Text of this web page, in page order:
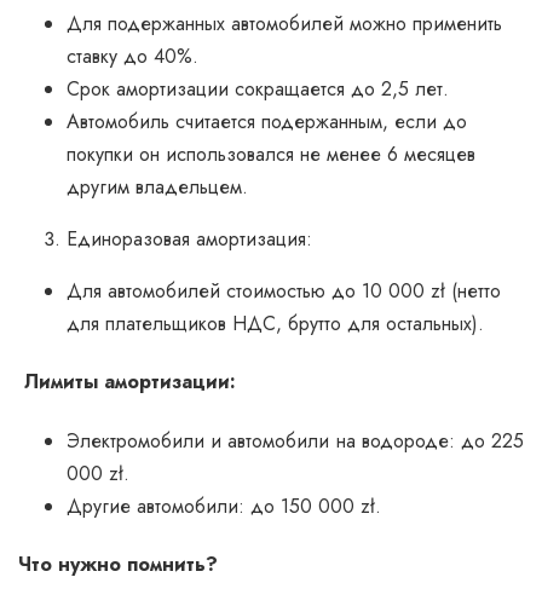
Для подержанных автомобилей можно применить
ставку до 40%.
Срок амортизации сокращается до 2,5 лет.
Автомобиль считается подержанным, если до
покупки он использовался не менее 6 месяцев
другим владельцем.
Единоразовая амортизация:
Для автомобилей стоимостью до 10 000 zł (нетто
для плательщиков НДС, брутто для остальных).
Лимиты амортизации:
Электромобили и автомобили на водороде: до 225
000 zł.
Другие автомобили: до 150 000 zł.
Что нужно помнить?